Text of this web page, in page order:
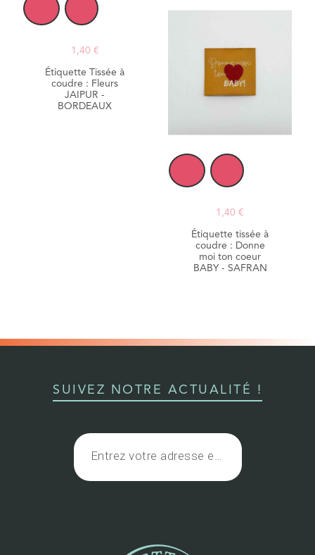
Étiquette Tissée à
coudre : Fleurs
JAIPUR -
BORDEAUX
1,40 €
Étiquette tissée à
coudre : Donne
moi ton coeur
BABY - SAFRAN
1,40 €
SUIVEZ NOTRE ACTUALITÉ !